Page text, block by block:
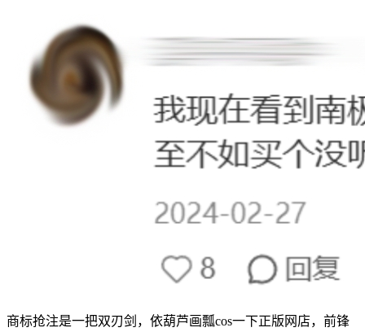
商标抢注是一把双刃剑，依葫芦画瓢cos一下正版网店，前锋